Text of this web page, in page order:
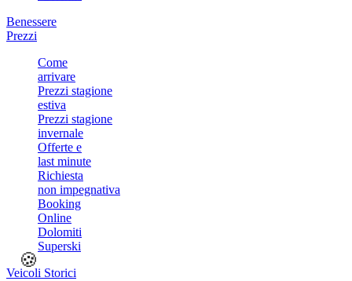
Benessere
Prezzi
Come
arrivare
Prezzi stagione
estiva
Prezzi stagione
invernale
Offerte e
last minute
Richiesta
non impegnativa
Booking
Online
Dolomiti
Superski
Veicoli Storici
🍪